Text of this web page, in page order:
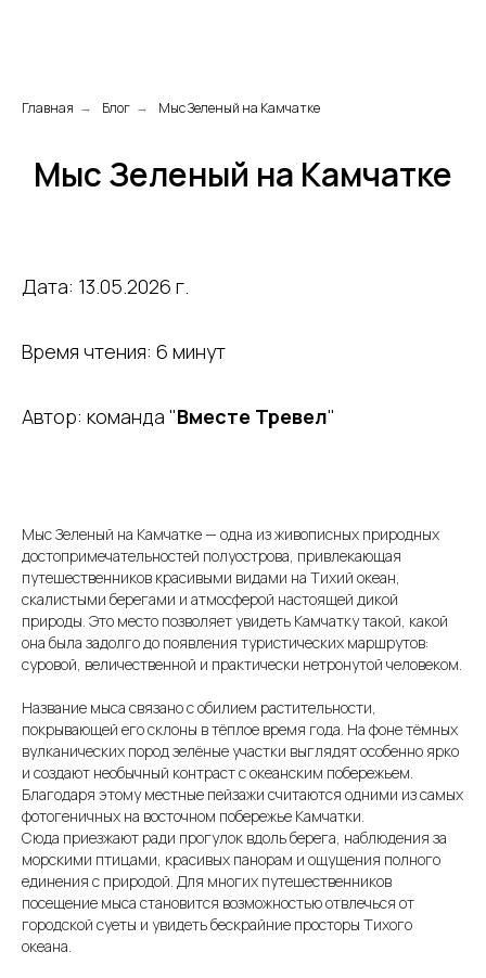
Главная → Блог → Мыс Зеленый на Камчатке
Мыс Зеленый на Камчатке
Дата: 13.05.2026 г.
Время чтения: 6 минут
Автор: команда "Вместе Тревел"
Мыс Зеленый на Камчатке — одна из живописных природных
достопримечательностей полуострова, привлекающая
путешественников красивыми видами на Тихий океан,
скалистыми берегами и атмосферой настоящей дикой
природы. Это место позволяет увидеть Камчатку такой, какой
она была задолго до появления туристических маршрутов:
суровой, величественной и практически нетронутой человеком.
Название мыса связано с обилием растительности,
покрывающей его склоны в тёплое время года. На фоне тёмных
вулканических пород зелёные участки выглядят особенно ярко
и создают необычный контраст с океанским побережьем.
Благодаря этому местные пейзажи считаются одними из самых
фотогеничных на восточном побережье Камчатки.
Сюда приезжают ради прогулок вдоль берега, наблюдения за
морскими птицами, красивых панорам и ощущения полного
единения с природой. Для многих путешественников
посещение мыса становится возможностью отвлечься от
городской суеты и увидеть бескрайние просторы Тихого
океана.